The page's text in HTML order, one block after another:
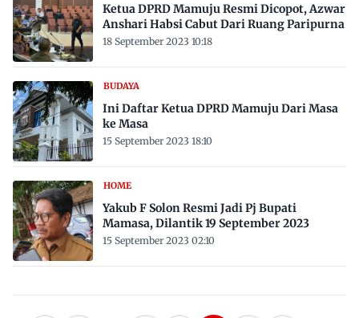
Ketua DPRD Mamuju Resmi Dicopot, Azwar
Anshari Habsi Cabut Dari Ruang Paripurna
18 September 2023 10:18
BUDAYA
Ini Daftar Ketua DPRD Mamuju Dari Masa
ke Masa
15 September 2023 18:10
HOME
Yakub F Solon Resmi Jadi Pj Bupati
Mamasa, Dilantik 19 September 2023
15 September 2023 02:10